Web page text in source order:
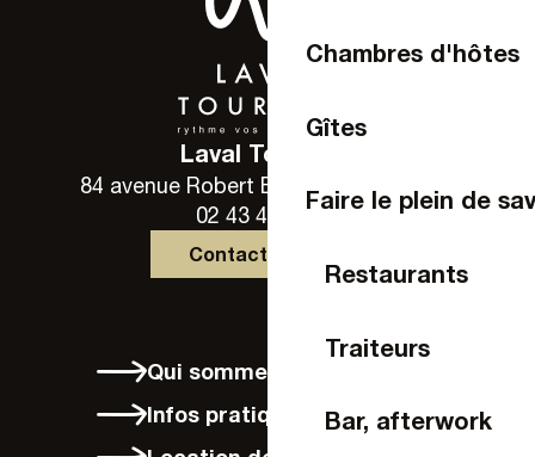
Chambres d'hôtes
Gîtes
Faire le plein de
Restaurants
Traiteurs
Bar, afterwork
Laval Tourisme
84 avenue Robert Buron - 53000 Laval
02 43 49 46 46
Contactez-nous
Qui sommes-nous ?
Infos pratiques